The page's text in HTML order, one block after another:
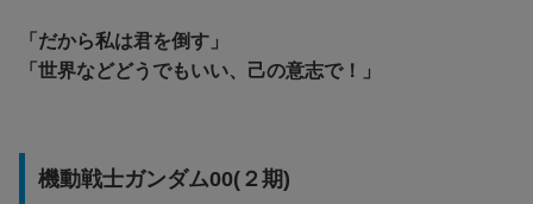
「だから私は君を倒す」
「世界などどうでもいい、己の意志で！」
機動戦士ガンダム00(２期)